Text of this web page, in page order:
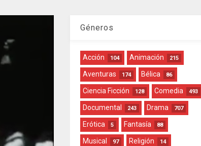
Géneros
Acción 104 Animación 215
Aventuras 174 Bélica 86
Ciencia Ficción 128 Comedia 493
Documental 243 Drama 707
Erótica 5 Fantasía 88
Musical 97 Religión 14